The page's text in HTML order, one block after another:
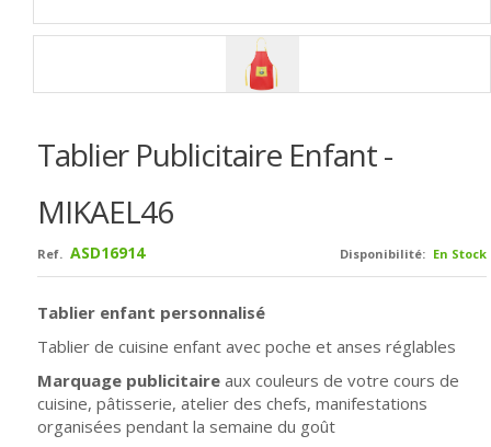
Tablier Publicitaire Enfant -
MIKAEL46
Disponibilité: En Stock
Ref. ASD16914
Tablier enfant personnalisé
Tablier de cuisine enfant avec poche et anses réglables
Marquage publicitaire aux couleurs de votre cours de
cuisine, pâtisserie, atelier des chefs, manifestations
organisées pendant la semaine du goût